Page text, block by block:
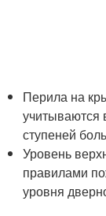
Перила на
учитываются
ступеней
Уровень
правилами
уровня